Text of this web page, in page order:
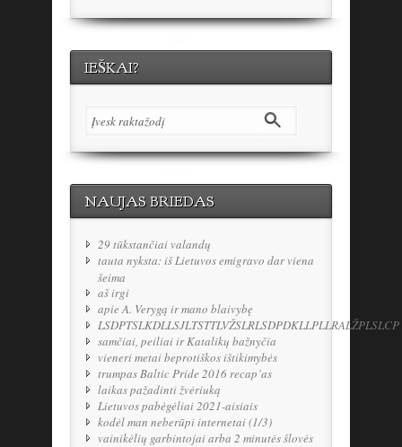
IEŠKAI?
NAUJAS BRIEDAS
29 tūkstančiai valandų
tauta nyksta: iš Lietuvos emigravo dar viena
šeima
aš irgi
apie A. Verygą ir mano blaivybę
LSDPTSLKDLLSJLTSTTLVŽSLRLSDPDKLLPLLRALŽPLSLCP
samčiai, peiliai ir Katalikų bažnyčia
vieneri metai beprotiškos ištikimybės
trumpas Baltic Pride 2016 recap’as
laikas pažadinti žvėriuką
Lietuvos pabėgėliai 2021-aisiais
kodėl man neberūpi internetai (1/3)
vainikėlių garbintojai arba 2 minutės šlovės